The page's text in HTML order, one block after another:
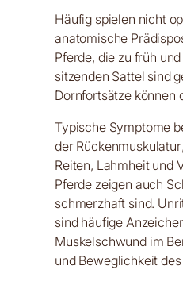
Häufig spielen nicht
anatomische
Pferde, die zu früh
sitzenden Sattel sind
Dornfortsätze können
Typische Symptome
der
Reiten, Lahmheit und
Pferde zeigen auch
schmerzhaft sind.
sind häufige
Muskelschwund im
und Beweglichkeit